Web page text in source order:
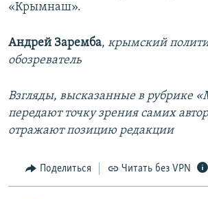
«Крымнаш».
Андрей Заремба, крымский
обозреватель
Взгляды, высказанные в рубрике
передают точку зрения самих
отражают позицию редакции
Поделиться Читать без VPN